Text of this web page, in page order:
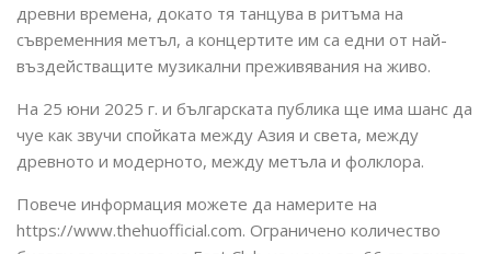
древни времена, докато тя танцува в ритъма на
съвременния метъл, a концертите им са едни от най-
въздействащите музикални преживявания на живо.
На 25 юни 2025 г. и българската публика ще има шанс да
чуе как звучи спойката между Азия и света, между
древното и модерното, между метъла и фолклора.
Повече информация можете да намерите на
https://www.thehuofficial.com. Ограничено количество